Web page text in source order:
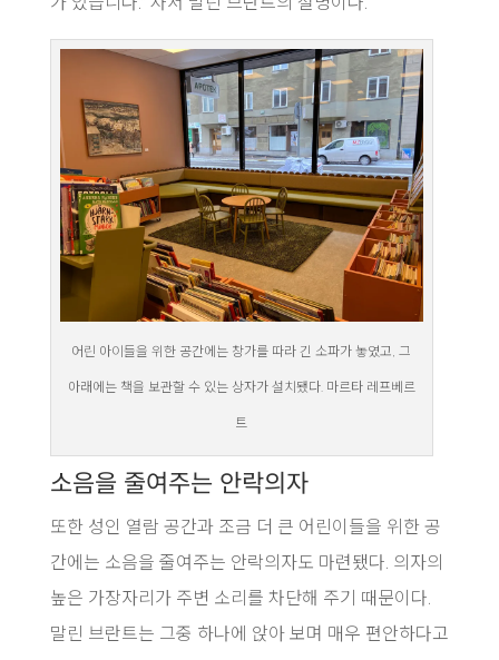
어린 아이들을 위한 공간에는 창가를 따라 긴 소파가 놓였고, 그
아래에는 책을 보관할 수 있는 상자가 설치됐다. 마르타 레프베르
트
소음을 줄여주는 안락의자
또한 성인 열람 공간과 조금 더 큰 어린이들을 위한 공
간에는 소음을 줄여주는 안락의자도 마련됐다. 의자의
높은 가장자리가 주변 소리를 차단해 주기 때문이다.
말린 브란트는 그중 하나에 앉아 보며 매우 편안하다고